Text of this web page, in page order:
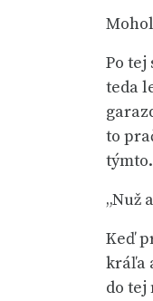
Po
teda
to
„Nuž
Keď
kráľa
do tej